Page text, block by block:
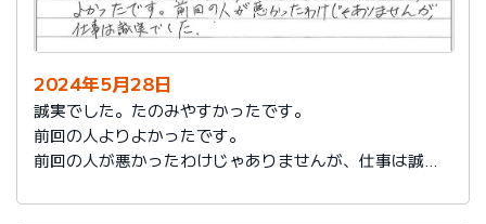
2024年5月28日
誠実でした。たのみやすかったです。
前回の人よりよかったです。
前回の人が悪かったわけじゃありませんが、仕事は誠実